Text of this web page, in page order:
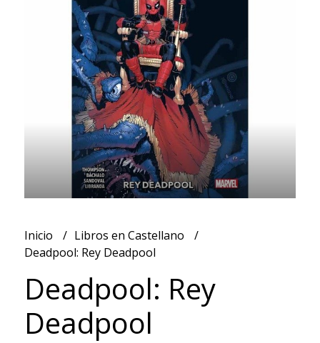
Inicio
Libros en Castellano
Deadpool: Rey Deadpool
Deadpool: Rey
Deadpool